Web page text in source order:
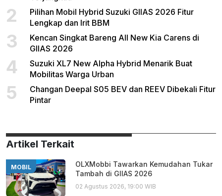
2
Pilihan Mobil Hybrid Suzuki GIIAS 2026 Fitur
Lengkap dan Irit BBM
3
Kencan Singkat Bareng All New Kia Carens di
GIIAS 2026
4
Suzuki XL7 New Alpha Hybrid Menarik Buat
Mobilitas Warga Urban
5
Changan Deepal S05 BEV dan REEV Dibekali Fitur
Pintar
Artikel Terkait
MOBIL
OLXMobbi Tawarkan Kemudahan Tukar
Tambah di GIIAS 2026
02 Agustus 2026, 19:00 WIB